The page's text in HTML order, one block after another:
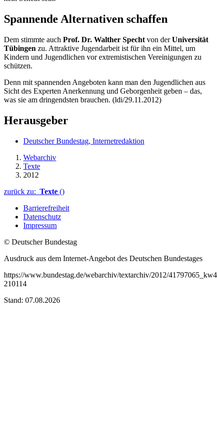
Spannende Alternativen schaffen
Dem stimmte auch Prof. Dr. Walther Specht von derUniversität
Tübingen zu. Attraktive Jugendarbeit ist für ihn ein Mittel, um
Kindern und Jugendlichen vor extremistischen Vereinigungen zu
schützen.
Denn mit spannenden Angeboten kann man den Jugendlichen aus
Sicht des Experten Anerkennung und Geborgenheit geben – das,
was sie am dringendsten brauchen. (ldi/29.11.2012)
Herausgeber
Deutscher Bundestag, Internetredaktion
Webarchiv
Texte
2012
zurück zu: Texte ()
Barrierefreiheit
Datenschutz
Impressum
© Deutscher Bundestag
Ausdruck aus dem Internet-Angebot des Deutschen Bundestages
https://www.bundestag.de/webarchiv/textarchiv/2012/
210114
Stand: 07.08.2026